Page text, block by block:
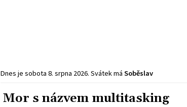
Dnes je sobota 8. srpna 2026. Svátek má Soběslav
Mor s názvem multitasking